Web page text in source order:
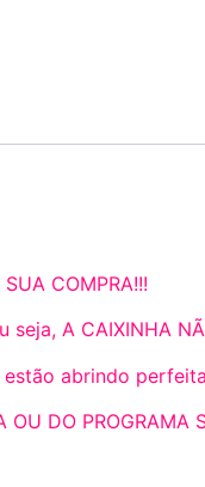
COMPRA!!!
A CAIXINHA
abrindo
DO